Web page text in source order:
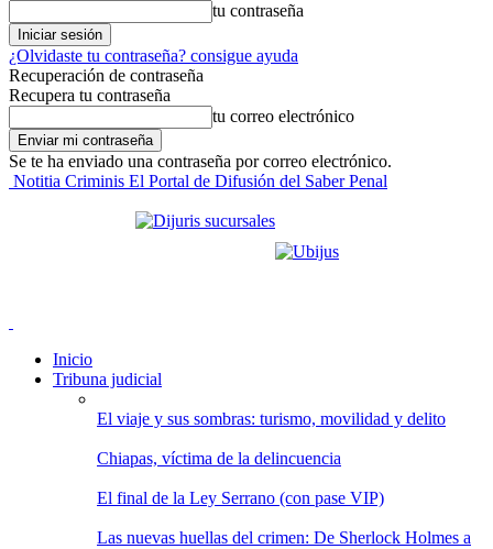
tu contraseña
¿Olvidaste tu contraseña? consigue ayuda
Recuperación de contraseña
Recupera tu contraseña
tu correo electrónico
Se te ha enviado una contraseña por correo electrónico.
Notitia Criminis El Portal de Difusión del Saber Penal
Inicio
Tribuna judicial
El viaje y sus sombras: turismo, movilidad y delito
Chiapas, víctima de la delincuencia
El final de la Ley Serrano (con pase VIP)
Las nuevas huellas del crimen: De Sherlock Holmes a